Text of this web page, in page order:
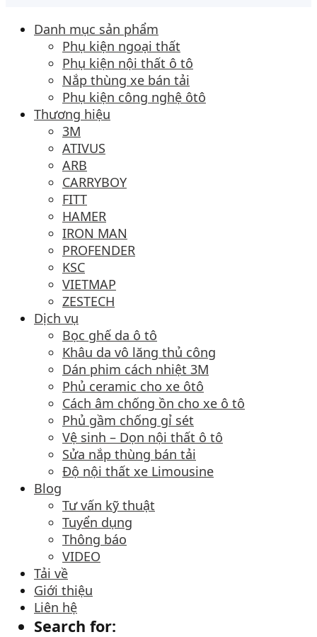
Danh mục sản phẩm
Phụ kiện ngoại thất
Phụ kiện nội thất ô tô
Nắp thùng xe bán tải
Phụ kiện công nghệ ôtô
Thương hiệu
3M
ATIVUS
ARB
CARRYBOY
FITT
HAMER
IRON MAN
PROFENDER
KSC
VIETMAP
ZESTECH
Dịch vụ
Bọc ghế da ô tô
Khâu da vô lăng thủ công
Dán phim cách nhiệt 3M
Phủ ceramic cho xe ôtô
Cách âm chống ồn cho xe ô tô
Phủ gầm chống gỉ sét
Vệ sinh – Dọn nội thất ô tô
Sửa nắp thùng bán tải
Độ nội thất xe Limousine
Blog
Tư vấn kỹ thuật
Tuyển dụng
Thông báo
VIDEO
Tải về
Giới thiệu
Liên hệ
Search for: